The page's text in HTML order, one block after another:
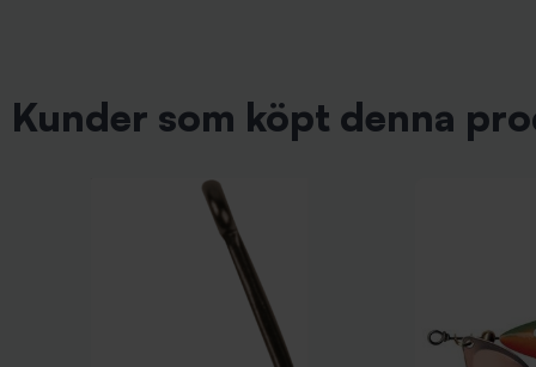
Kunder som köpt denna